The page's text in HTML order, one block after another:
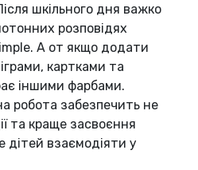
шкільного дня важко
розповідях
А от якщо додати
картками та
іншими фарбами.
робота забезпечить не
та краще засвоєння
дітей взаємодіяти у